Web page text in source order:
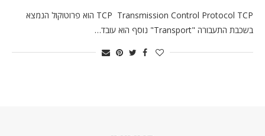
TCP Transmission Control Protocol TCP הוא פרוטוקול הנמצא
בשכבת התעבורה "Transport" נוסף הוא עובד…